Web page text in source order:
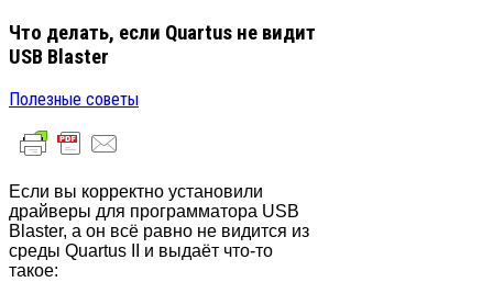
Что делать, если Quartus не видит
USB Blaster
Полезные советы
Если вы корректно установили
драйверы для программатора USB
Blaster, а он всё равно не видится из
среды Quartus II и выдаёт что-то
такое: